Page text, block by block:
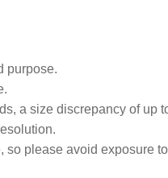
purpose.
a size discrepancy of up
please avoid exposure